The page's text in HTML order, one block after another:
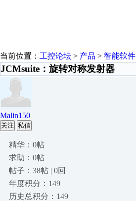
当前位置： 工控论坛 > 产品 > 智能软件
JCMsuite：旋转对称发射器
Malin150
关注 私信
精华：0帖
求助：0帖
帖子：38帖 | 0回
年度积分：149
历史总积分：149